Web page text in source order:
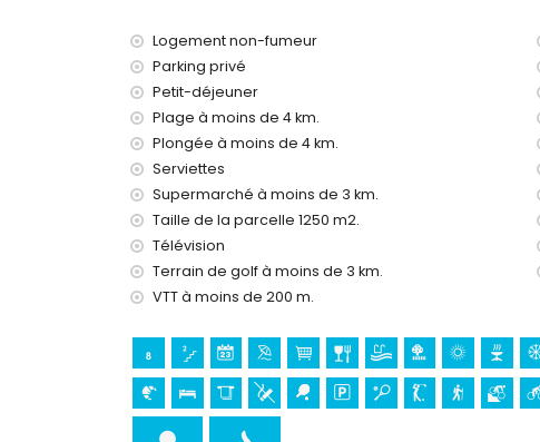
Équipements et services en supplément
petit déjeuner
chauffage électrique et climatisation
Divertissements et activités de loisirs pour vos
bar et promenade (Playa de la Olla) (à moins de 5
parc d'attractions (Terra Mitica), parc à thème
et Mundomar) (à moins de 10 kilomètres de la
Sites et culture à Altea, Costa Blanca
église (Iglesia Altea Plaza) et lieu historique (Casco
Sports
VTT et cyclisme (à moins de 1000 mètres de la villa)
tennis, golf (Golf Don Cayo), randonnée, escalade,
Logement non-fumeur
Parking privé
Petit-déjeuner
Plage à moins de 4 km.
Plongée à moins de 4 km.
Serviettes
Supermarché à moins de 3 km.
Taille de la parcelle 1250 m2.
Télévision
Terrain de golf à moins de 3 km.
VTT à moins de 200 m.